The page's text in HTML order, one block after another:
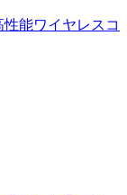
能ワイヤレスコ